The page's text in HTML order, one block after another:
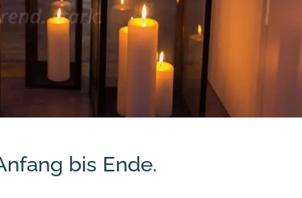
bis Ende.